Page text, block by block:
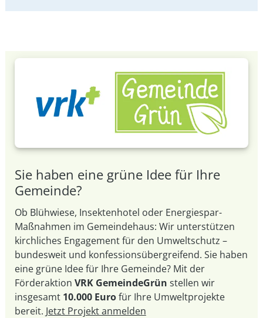
Sie haben eine grüne Idee für Ihre
Gemeinde?
Ob Blühwiese, Insektenhotel oder Energiespar-
Maßnahmen im Gemeindehaus: Wir unterstützen
kirchliches Engagement für den Umweltschutz –
bundesweit und konfessionsübergreifend. Sie haben
eine grüne Idee für Ihre Gemeinde? Mit der
Förderaktion VRK GemeindeGrün stellen wir
insgesamt 10.000 Eurofür Ihre Umweltprojekte
bereit. Jetzt Projekt anmelden